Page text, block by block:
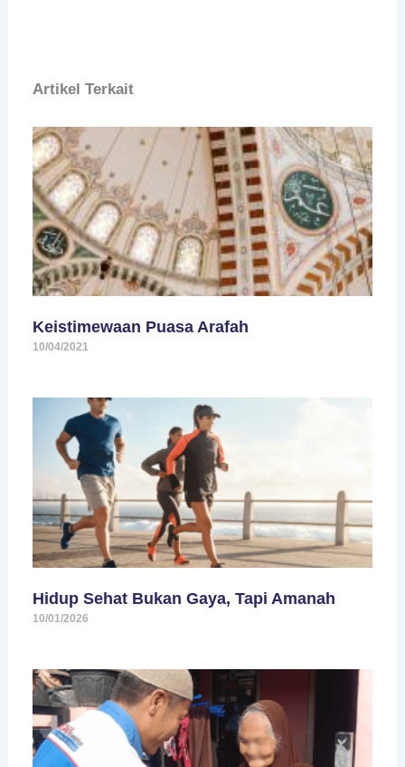
Artikel Terkait
Keistimewaan Puasa Arafah
10/04/2021
Hidup Sehat Bukan Gaya, Tapi Amanah
10/01/2026